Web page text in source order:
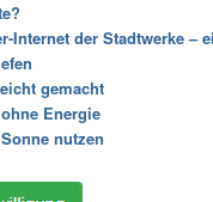
Internet der Stadtwerke –
gemacht
Energie
nutzen